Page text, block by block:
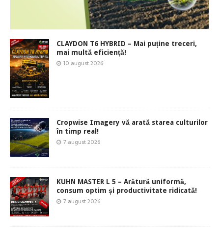
CLAYDON T6 HYBRID – Mai puține treceri,
mai multă eficiență!
10 august 2026
Cropwise Imagery vă arată starea culturilor
în timp real!
7 august 2026
KUHN MASTER L 5 – Arătură uniformă,
consum optim și productivitate ridicată!
7 august 2026